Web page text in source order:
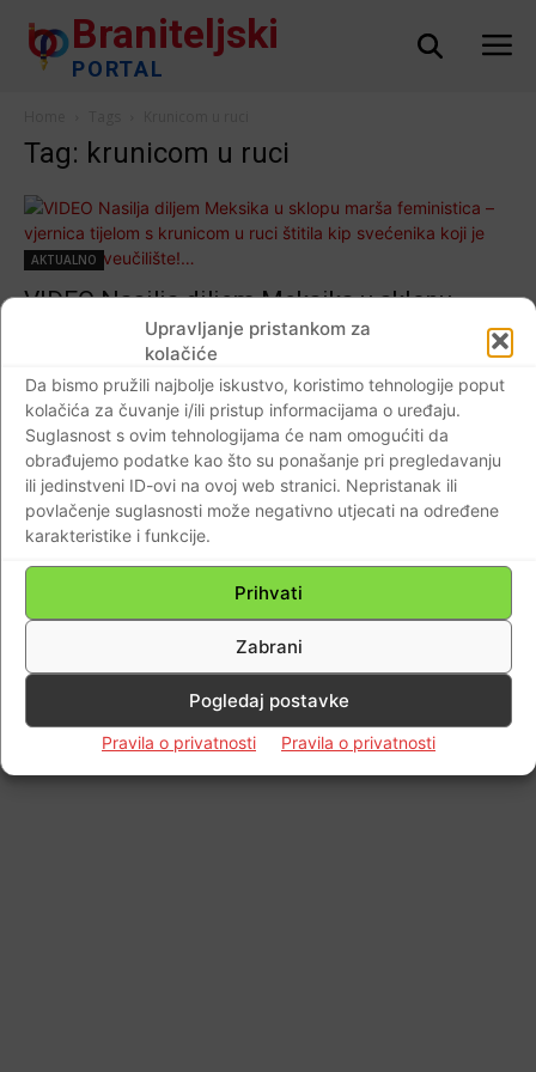
Upravljanje pristankom za
kolačiće
Da bismo pružili najbolje iskustvo, koristimo tehnologije poput
kolačića za čuvanje i/ili pristup informacijama o uređaju.
Suglasnost s ovim tehnologijama će nam omogućiti da
obrađujemo podatke kao što su ponašanje pri pregledavanju
ili jedinstveni ID-ovi na ovoj web stranici. Nepristanak ili
povlačenje suglasnosti može negativno utjecati na određene
karakteristike i funkcije.
Prihvati
Zabrani
Pogledaj postavke
Pravila o privatnosti Pravila o privatnosti
Braniteljski
PORTAL
Tag: krunicom u ruci
AKTUALNO
VIDEO Nasilja diljem Meksika u sklopu
marša feministica – vjernica tijelom s
krunicom u ruci štitila kip svećenika koji je
osnovao sveučilište!…
Braniteljski portal - 13.03.2020
Impressum Kontaktirajte nas
© Newspaper WordPress Theme by TagDiv